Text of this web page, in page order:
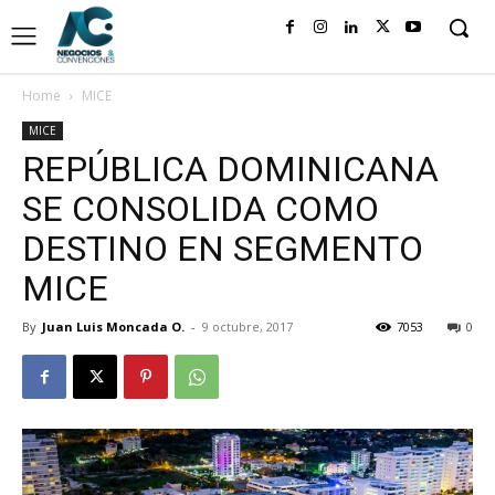
Home MICE
MICE
REPÚBLICA DOMINICANA
SE CONSOLIDA COMO
DESTINO EN SEGMENTO
MICE
By Juan Luis Moncada O. - 9 octubre, 2017 0
7053